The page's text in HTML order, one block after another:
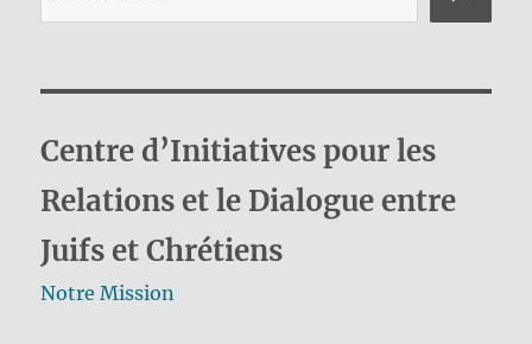
Centre d’Initiatives pour les
Relations et le Dialogue entre
Juifs et Chrétiens
Notre Mission